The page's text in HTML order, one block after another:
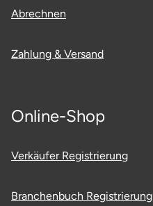
Abrechnen
Zahlung & Versand
Online-Shop
Verkäufer Registrierung
Branchenbuch Registrierung
Prignitz
Regensburg
Rheine
Rodgau
Rostock